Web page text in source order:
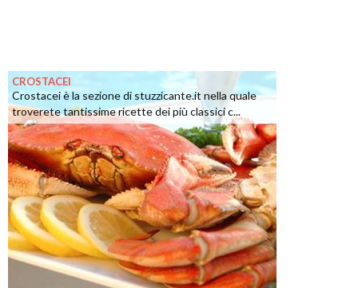
CROSTACEI
Crostacei è la sezione di stuzzicante.it nella quale
troverete tantissime ricette dei più classici c...